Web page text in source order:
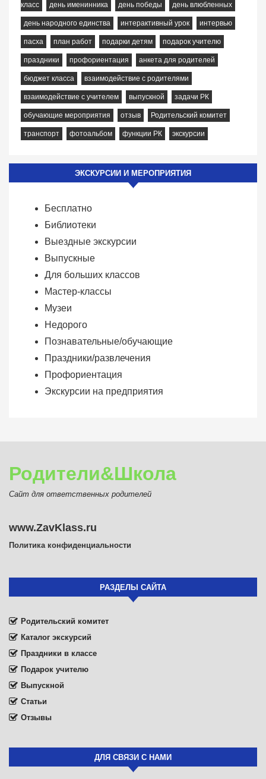
класс день именинника день победы день влюбленных
день народного единства интерактивный урок интервью
пасха план работ подарки детям подарок учителю
праздники профориентация анкета для родителей
бюджет класса взаимодействие с родителями
взаимодействие с учителем выпускной задачи РК
обучающие мероприятия отзыв Родительский комитет
транспорт фотоальбом функции РК экскурсии
ЭКСКУРСИИ И МЕРОПРИЯТИЯ
Бесплатно
Библиотеки
Выездные экскурсии
Выпускные
Для больших классов
Мастер-классы
Музеи
Недорого
Познавательные/обучающие
Праздники/развлечения
Профориентация
Экскурсии на предприятия
Родители&Школа
Сайт для ответственных родителей
www.ZavKlass.ru
Политика конфиденциальности
РАЗДЕЛЫ САЙТА
Родительский комитет
Каталог экскурсий
Праздники в классе
Подарок учителю
Выпускной
Статьи
Отзывы
ДЛЯ СВЯЗИ С НАМИ